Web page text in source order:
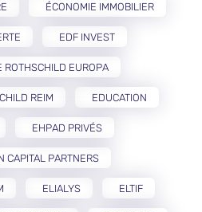
ÉCONOMIE IMMOBILIER
EDF INVEST
ROTHSCHILD EUROPA
REIM EDUCATION
EHPAD PRIVÉS
CAPITAL PARTNERS
ELIALYS ELTIF